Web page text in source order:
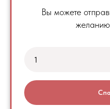
Вы можете
желанию